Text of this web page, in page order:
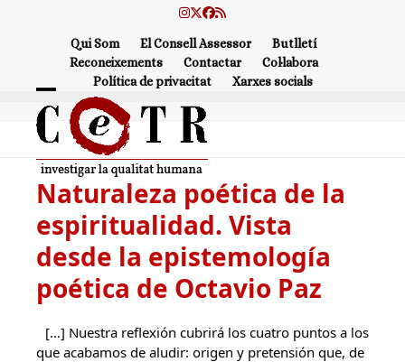
Instagram
Twitter
Facebook
RSS
Qui Som El Consell Assessor
Butlletí
Reconeixements
Contactar
Col·labora
Política de privacitat
Xarxes socials
Open
mobile
menu
Close
mobile
menu
Naturaleza poética de la
espiritualidad. Vista
desde la epistemología
poética de Octavio Paz
[…] Nuestra reflexión cubrirá los cuatro puntos a los
que acabamos de aludir: origen y pretensión que, de